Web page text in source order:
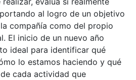
al logro de un objetivo
compañía como del propio
El inicio de un nuevo año
ideal para identificar qué
lo estamos haciendo y qué
cada actividad que